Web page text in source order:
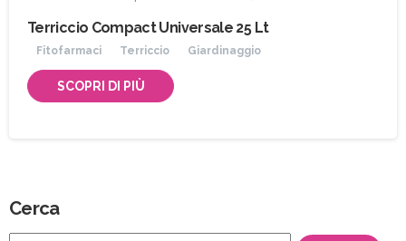
Terriccio Compact Universale 25 Lt
Fitofarmaci Terriccio Giardinaggio
SCOPRI DI PIÙ
Cerca